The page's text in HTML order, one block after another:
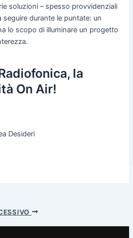
soluzioni – spesso provvidenziali
seguire durante le puntate: un
lo scopo di illuminare un progetto
la
On Air!
Desideri